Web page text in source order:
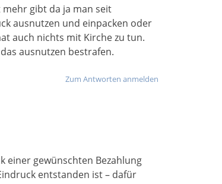
gibt da ja man seit
ausnutzen und einpacken oder
auch nichts mit Kirche zu tun.
ausnutzen bestrafen.
Zum Antworten anmelden
einer gewünschten Bezahlung
entstanden ist – dafür